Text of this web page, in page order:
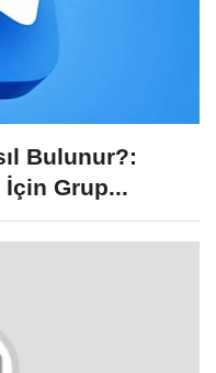
Bulunur?:
İçin Grup...